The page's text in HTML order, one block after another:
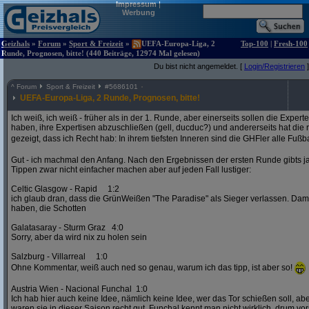
Impressum|
Werbung
Geizhals » Forum » Sport & Freizeit »
UEFA-Europa-Liga, 2
Runde, Prognosen, bitte! (440 Beiträge, 12974 Mal gelesen)
Top-100 | Fresh-100
Du bist nicht angemeldet. [ Login/Registrieren ]
^ Forum Sport & Freizeit #5686101
UEFA-Europa-Liga, 2 Runde, Prognosen, bitte!
Ich weiß, ich weiß - früher als in der 1. Runde, aber einerseits sollen die
haben, ihre Expertisen abzuschließen (gell, ducduc?) und andererseits hat die
gezeigt, dass ich Recht hab: In ihrem tiefsten Inneren sind die GHFler alle
Gut - ich machmal den Anfang. Nach den Ergebnissen der ersten Runde gibts
Tippen zwar nicht einfacher machen aber auf jeden Fall lustiger:
Celtic Glasgow - Rapid 1:2
ich glaub dran, dass die GrünWeißen "The Paradise" als Sieger verlassen.
haben, die Schotten
Galatasaray - Sturm Graz 4:0
Sorry, aber da wird nix zu holen sein
Salzburg - Villarreal 1:0
Ohne Kommentar, weiß auch ned so genau, warum ich das tipp, ist aber so!
Austria Wien - Nacional Funchal 1:0
Ich hab hier auch keine Idee, nämlich keine Idee, wer das Tor schießen soll,